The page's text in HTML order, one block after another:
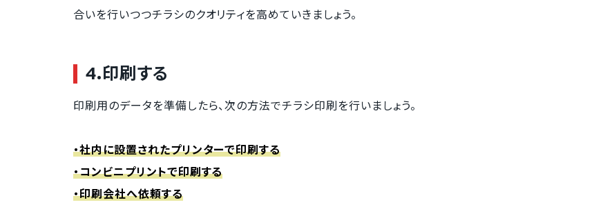
合いを行いつつチラシのクオリティを高めていきましょう。
4.印刷する
印刷用のデータを準備したら、次の方法でチラシ印刷を行いましょう。
・社内に設置されたプリンターで印刷する
・コンビニプリントで印刷する
・印刷会社へ依頼する